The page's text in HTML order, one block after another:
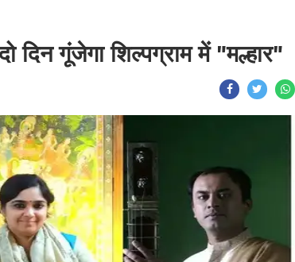
दिन गूंजेगा शिल्पग्राम में "मल्हार"